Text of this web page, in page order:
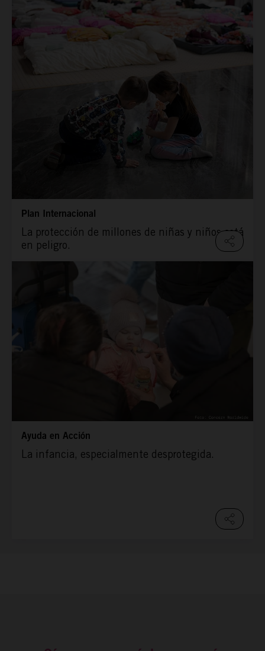
Plan Internacional
La protección de millones de niñas y niños está
en peligro.
Ayuda en Acción
La infancia, especialmente desprotegida.